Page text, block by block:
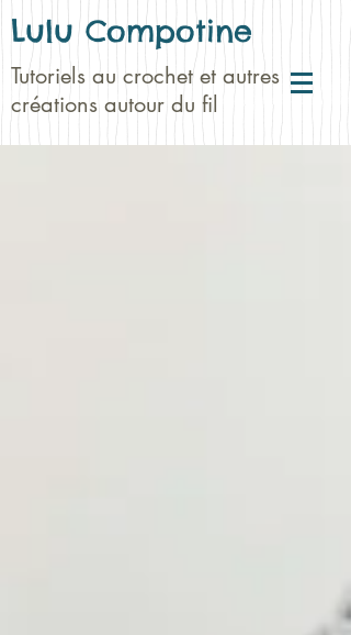
Lulu Compotine
Tutoriels au crochet et autres
créations autour du fil